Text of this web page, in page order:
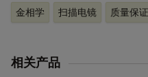
金相学 扫描电镜 质量保
相关产品